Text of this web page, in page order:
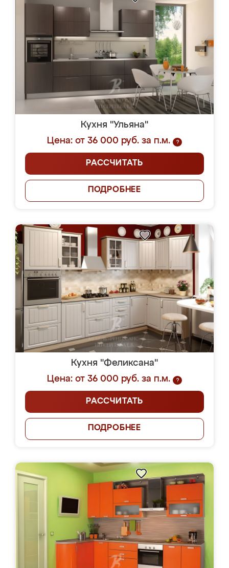
Кухня "Ульяна"
Цена: от 36 000 руб. за п.м.
?
РАССЧИТАТЬ
ПОДРОБНЕЕ
Кухня "Феликсана"
Цена: от 36 000 руб. за п.м.
?
РАССЧИТАТЬ
ПОДРОБНЕЕ